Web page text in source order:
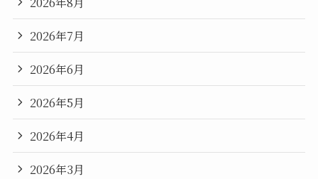
2026年7月
2026年6月
2026年5月
2026年4月
2026年3月